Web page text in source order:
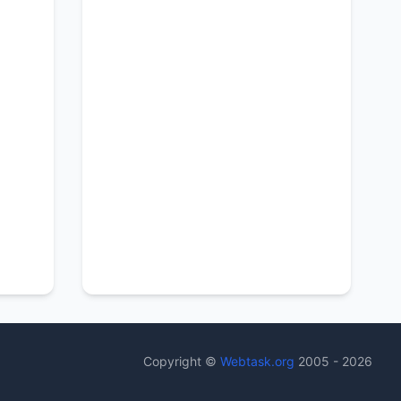
Copyright © Webtask.org 2005 - 2026